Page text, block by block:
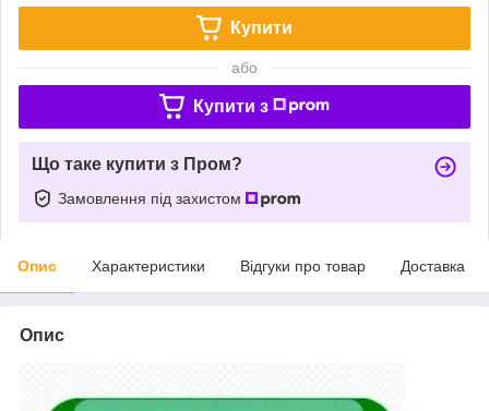
Купити
або
Купити з
Що таке купити з Пром?
Замовлення під захистом
Опис Характеристики Відгуки про товар Доставка
Опис